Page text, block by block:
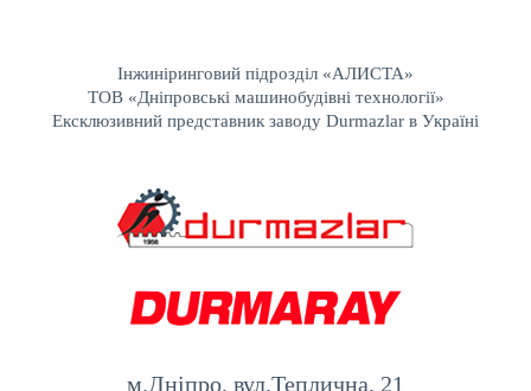
Інжиніринговий підрозділ «АЛИСТА»
ТОВ «Дніпровські машинобудівні технології»
Ексклюзивний представник заводу Durmazlar в Україні
м.Дніпро, вул.Теплична, 21